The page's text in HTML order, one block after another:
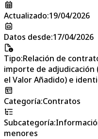
Actualizado:19/04/2026
Datos desde:17/04/2026
Tipo:Relación de
importe de
el Valor Añadido) e
Categoría:Contratos
Subcategoría:
menores